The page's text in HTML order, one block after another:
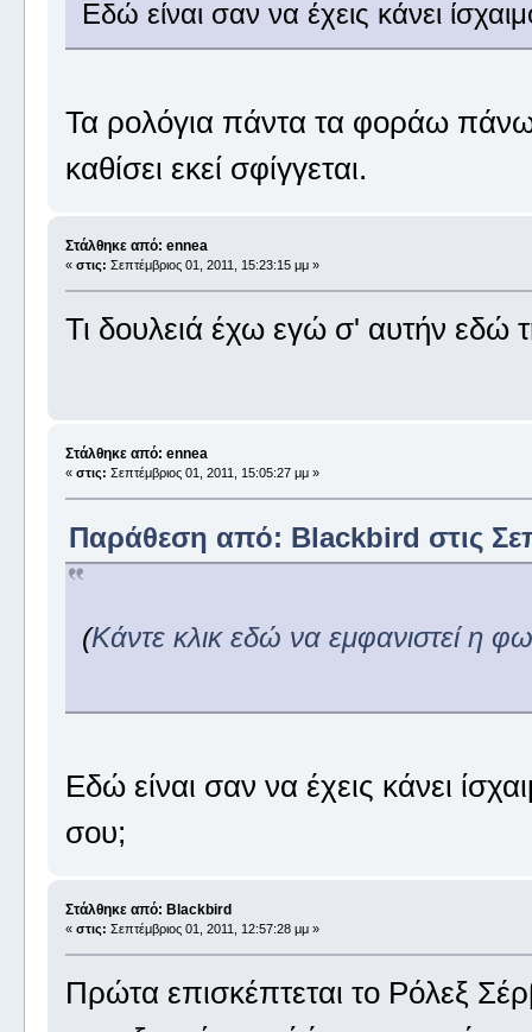
Εδώ είναι σαν να έχεις κάνει
Τα ρολόγια πάντα τα φοράω
καθίσει εκεί σφίγγεται.
Στάλθηκε από: ennea
« στις: Σεπτέμβριος 01, 2011, 15:23:15 μμ »
Τι δουλειά έχω εγώ σ' αυτήν εδώ
Στάλθηκε από: ennea
« στις: Σεπτέμβριος 01, 2011, 15:05:27 μμ »
Παράθεση από: Blackbird στις
(Κάντε κλικ εδώ να εμφανιστεί η
Εδώ είναι σαν να έχεις κάνει
σου;
Στάλθηκε από: Blackbird
« στις: Σεπτέμβριος 01, 2011, 12:57:28 μμ »
Πρώτα επισκέπτεται το Ρόλεξ